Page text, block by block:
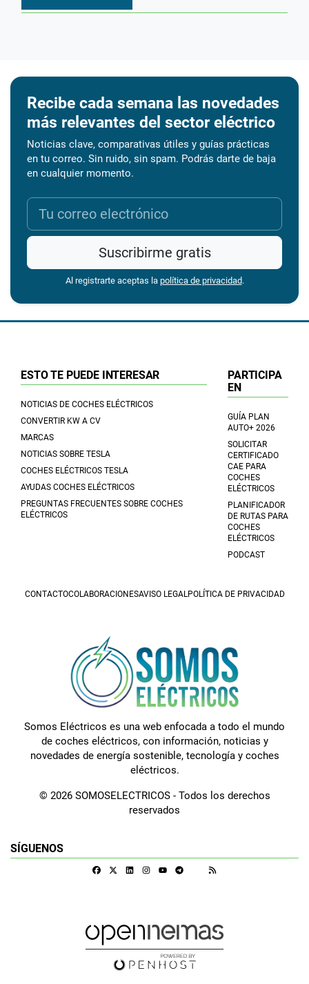
Recibe cada semana las novedades
más relevantes del sector eléctrico
Noticias clave, comparativas útiles y guías prácticas
en tu correo. Sin ruido, sin spam. Podrás darte de baja
en cualquier momento.
Suscribirme gratis
Al registrarte aceptas la política de privacidad.
ESTO TE PUEDE INTERESAR
NOTICIAS DE COCHES ELÉCTRICOS
CONVERTIR KW A CV
MARCAS
NOTICIAS SOBRE TESLA
COCHES ELÉCTRICOS TESLA
AYUDAS COCHES ELÉCTRICOS
PREGUNTAS FRECUENTES SOBRE COCHES
ELÉCTRICOS
PARTICIPA
EN
GUÍA PLAN
AUTO+ 2026
SOLICITAR
CERTIFICADO
CAE PARA
COCHES
ELÉCTRICOS
PLANIFICADOR
DE RUTAS PARA
COCHES
ELÉCTRICOS
PODCAST
CONTACTOCOLABORACIONESAVISO LEGALPOLÍTICA DE PRIVACIDAD
Somos Eléctricos es una web enfocada a todo el mundo
de coches eléctricos, con información, noticias y
novedades de energía sostenible, tecnología y coches
eléctricos.
© 2026 SOMOSELECTRICOS - Todos los derechos
reservados
SÍGUENOS
FacebookLinkedinInstagramTelegram
Google Discover